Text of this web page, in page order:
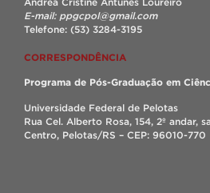
E-mail: ppgcpol@gmail.com
Telefone: (53) 3284-3195
CORRESPONDÊNCIA
Programa de Pós-Graduação em
Universidade Federal de Pelotas
Rua Cel. Alberto Rosa, 154, 2º andar,
Centro, Pelotas/RS – CEP: 96010-770